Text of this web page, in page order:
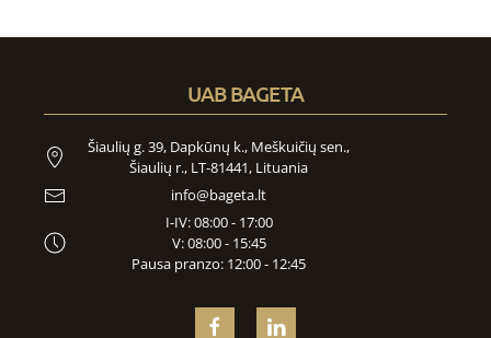
UAB BAGETA
Šiaulių g. 39, Dapkūnų k., Meškuičių sen.,
Šiaulių r., LT-81441, Lituania
info@bageta.lt
I-IV: 08:00 - 17:00
V: 08:00 - 15:45
Pausa pranzo: 12:00 - 12:45